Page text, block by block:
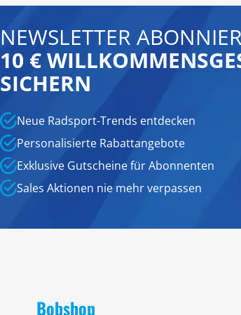
NEWSLETTER
10 €
SICHERN
Neue Radsport-Trends entdecken
Personalisierte Rabattangebote
Exklusive Gutscheine für Abonnenten
Sales Aktionen nie mehr verpassen
Bobshop